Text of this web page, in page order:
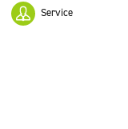
Service